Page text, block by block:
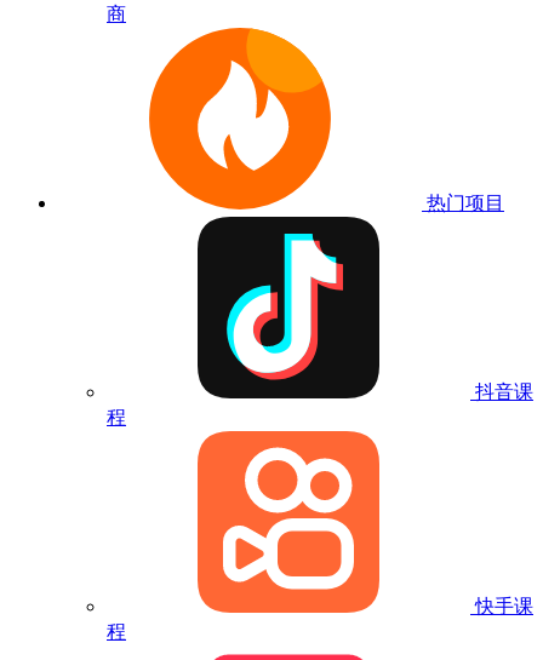
商
热门项目
抖音课
程
快手课
程